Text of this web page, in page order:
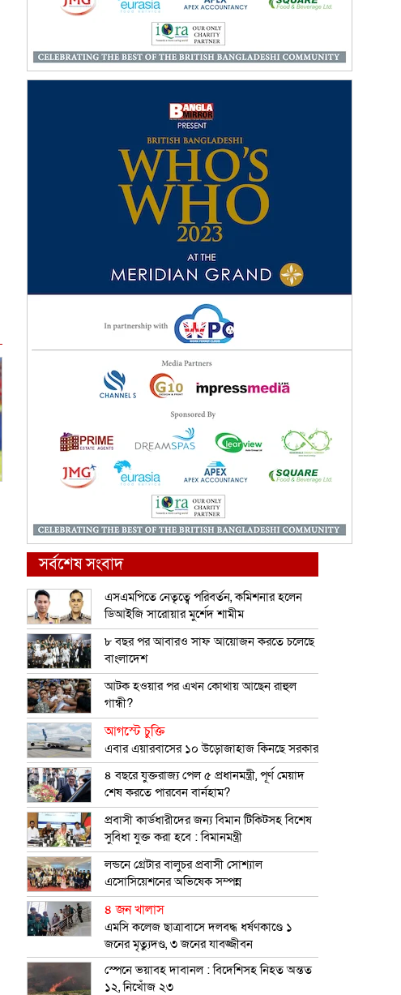
সর্বশেষ সংবাদ
এসএমপিতে নেতৃত্বে পরিবর্তন, কমিশনার হলেন
ডিআইজি সারোয়ার মুর্শেদ শামীম
৮ বছর পর আবারও সাফ আয়োজন করতে চলেছে
বাংলাদেশ
আটক হওয়ার পর এখন কোথায় আছেন রাহুল
গান্ধী?
আগস্টে চুক্তি
এবার এয়ারবাসের ১০ উড়োজাহাজ কিনছে সরকার
৪ বছরে যুক্তরাজ্য পেল ৫ প্রধানমন্ত্রী, পূর্ণ মেয়াদ
শেষ করতে পারবেন বার্নহাম?
প্রবাসী কার্ডধারীদের জন্য বিমান টিকিটসহ বিশেষ
সুবিধা যুক্ত করা হবে : বিমানমন্ত্রী
লন্ডনে গ্রেটার বালুচর প্রবাসী সোশ্যাল
এসোসিয়েশনের অভিষেক সম্পন্ন
৪ জন খালাস
এমসি কলেজ ছাত্রাবাসে দলবদ্ধ ধর্ষণকাণ্ডে ১
জনের মৃত্যুদণ্ড, ৩ জনের যাবজ্জীবন
স্পেনে ভয়াবহ দাবানল : বিদেশিসহ নিহত অন্তত
১২, নিখোঁজ ২৩